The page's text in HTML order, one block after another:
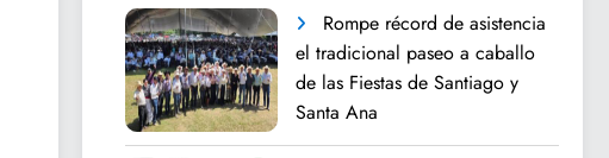
Rompe récord de asistencia
el tradicional paseo a caballo
de las Fiestas de Santiago y
Santa Ana